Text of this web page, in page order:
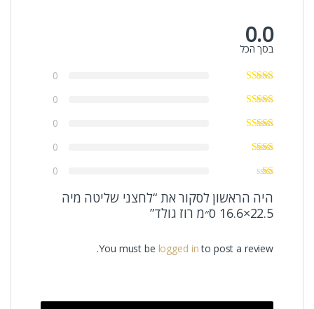
0.0
בסך הכל
0
0
0
0
0
היה הראשון לסקור את “לחצני שליטה מיה
22.5×16.6 ס״מ רוז גולד”
You must be logged into post a review.